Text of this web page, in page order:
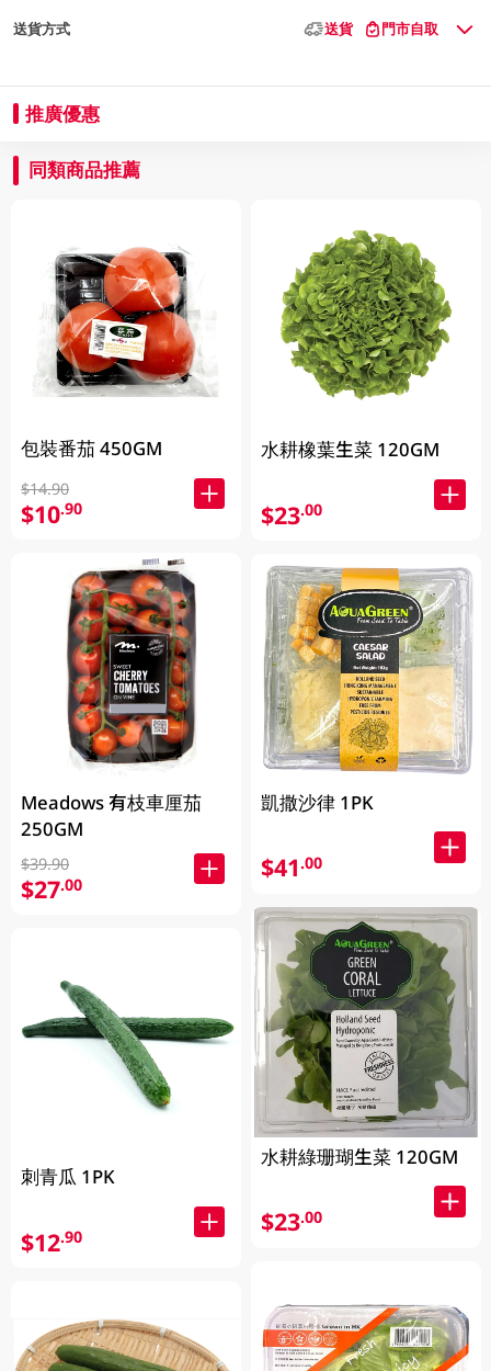
送貨方式 送貨 門市自取
推廣優惠
同類商品推薦
包裝番茄 450GM
$14.90
$10.90
Meadows 有枝車厘茄
250GM
$39.90
$27.00
刺青瓜 1PK
$12.90
水耕橡葉生菜 120GM
$23.00
凱撒沙律 1PK
$41.00
水耕綠珊瑚生菜 120GM
$23.00